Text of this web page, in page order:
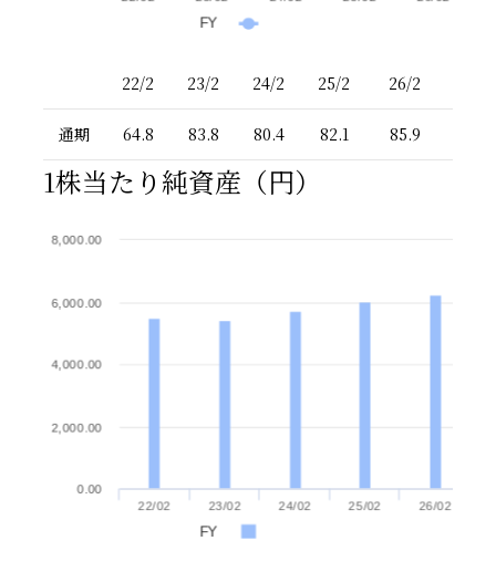
FY
22/2 23/2 24/2 25/2 26/2
通期 64.8 83.8 80.4 82.1 85.9
1株当たり純資産（円）
22/02 23/02 24/02 25/02 26/02
0.00
2,000.00
4,000.00
6,000.00
8,000.00
FY